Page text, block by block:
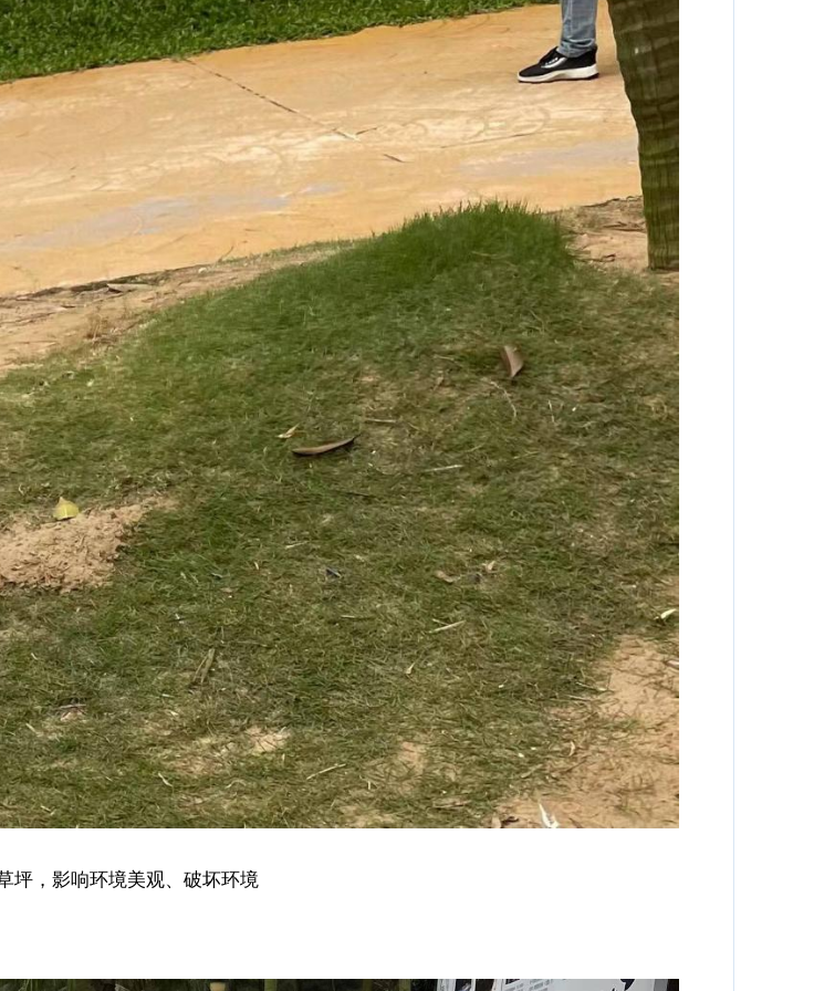
坪，影响环境美观、破坏环境